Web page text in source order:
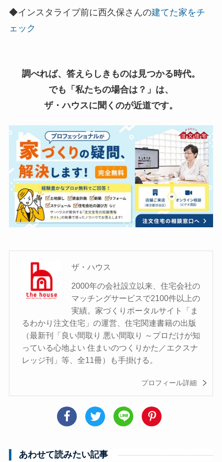
◆インスタライブ前に西久保さんの建てた家をチ
ェック
調べれば、答えらしきものは見つかる時代。
でも「私たちの場合は？」は、
ザ・ハウスに聞くのが近道です。
ザ・ハウス
2000年の会社設立以来、住宅会社の
マッチングサービスで2100件以上の
実績。家づくりポータルサイト「ま
るわかり注文住宅」の運営、住宅関連書籍の出版
（最新刊「良い間取り 悪い間取り ～プロだけが知
っている心地よい 住まいのつくりかた／エクスナ
レッジ刊」等、全11冊）も手掛ける。
プロフィール詳細
あわせて読みたい記事